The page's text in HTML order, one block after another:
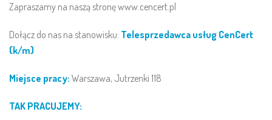
Zapraszamy na naszą stronęwww.cencert.pl
Dołącz do nas na stanowisku: Telesprzedawca usług CenCert
(k/m)
Miejsce pracy: Warszawa, Jutrzenki 118
TAK PRACUJEMY: